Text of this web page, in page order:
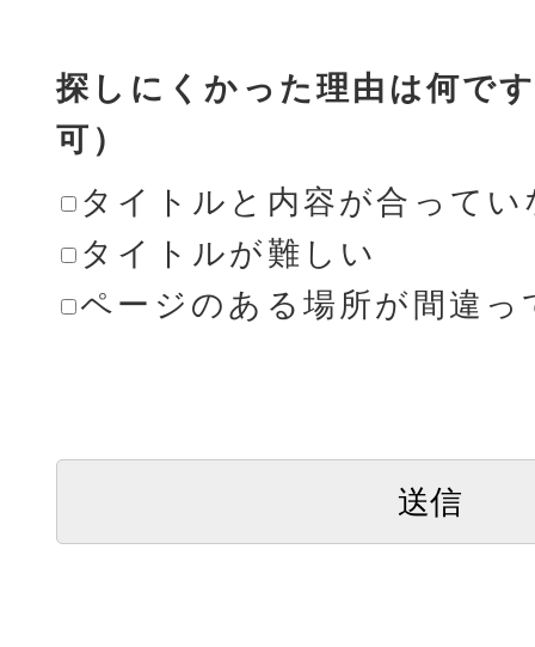
探しにくかった理由は何で
可）
タイトルと内容が合ってい
タイトルが難しい
ページのある場所が間違っ